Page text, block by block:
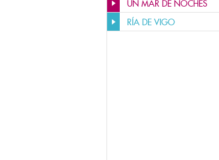
UN MAR DE NOCHES
RÍA DE VIGO